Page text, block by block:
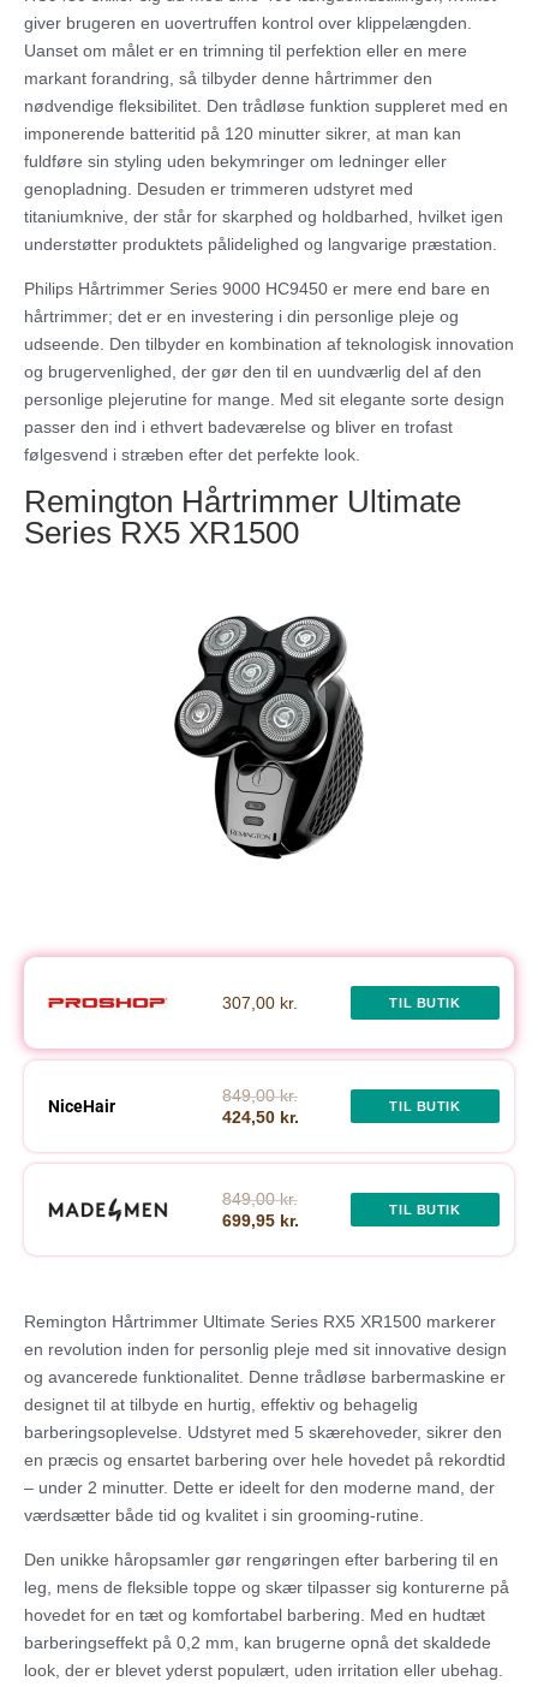
giver brugeren en uovertruffen kontrol over klippelængden.
Uanset om målet er en trimning til perfektion eller en mere
markant forandring, så tilbyder denne hårtrimmer den
nødvendige fleksibilitet. Den trådløse funktion suppleret med en
imponerende batteritid på 120 minutter sikrer, at man kan
fuldføre sin styling uden bekymringer om ledninger eller
genopladning. Desuden er trimmeren udstyret med
titaniumknive, der står for skarphed og holdbarhed, hvilket igen
understøtter produktets pålidelighed og langvarige præstation.
Philips Hårtrimmer Series 9000 HC9450 er mere end bare en
hårtrimmer; det er en investering i din personlige pleje og
udseende. Den tilbyder en kombination af teknologisk innovation
og brugervenlighed, der gør den til en uundværlig del af den
personlige plejerutine for mange. Med sit elegante sorte design
passer den ind i ethvert badeværelse og bliver en trofast
følgesvend i stræben efter det perfekte look.
Remington Hårtrimmer Ultimate
Series RX5 XR1500
307,00 kr. TIL BUTIK
NiceHair
849,00 kr.
424,50 kr.
TIL BUTIK
849,00 kr.
699,95 kr.
TIL BUTIK
Remington Hårtrimmer Ultimate Series RX5 XR1500 markerer
en revolution inden for personlig pleje med sit innovative design
og avancerede funktionalitet. Denne trådløse barbermaskine er
designet til at tilbyde en hurtig, effektiv og behagelig
barberingsoplevelse. Udstyret med 5 skærehoveder, sikrer den
en præcis og ensartet barbering over hele hovedet på rekordtid
– under 2 minutter. Dette er ideelt for den moderne mand, der
værdsætter både tid og kvalitet i sin grooming-rutine.
Den unikke håropsamler gør rengøringen efter barbering til en
leg, mens de fleksible toppe og skær tilpasser sig konturerne på
hovedet for en tæt og komfortabel barbering. Med en hudtæt
barberingseffekt på 0,2 mm, kan brugerne opnå det skaldede
look, der er blevet yderst populært, uden irritation eller ubehag.